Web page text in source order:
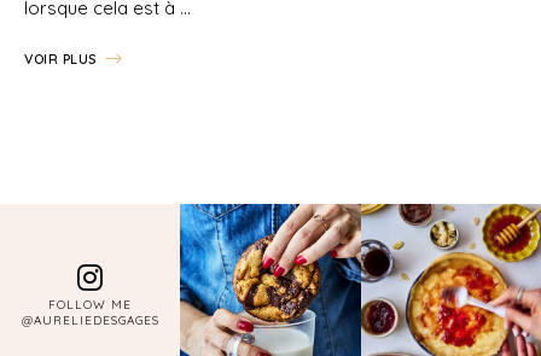
lorsque cela est à …
VOIR PLUS
FOLLOW ME
@AURELIEDESGAGES